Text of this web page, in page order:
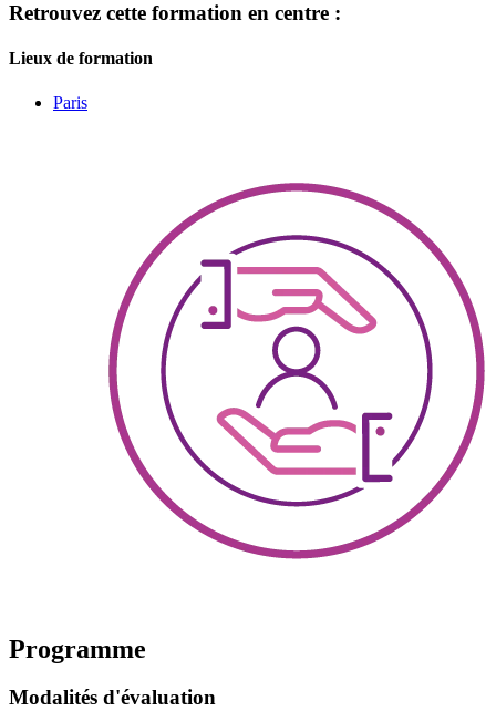
Retrouvez cette formation en centre :
Lieux de formation
Paris
Programme
Modalités d'évaluation